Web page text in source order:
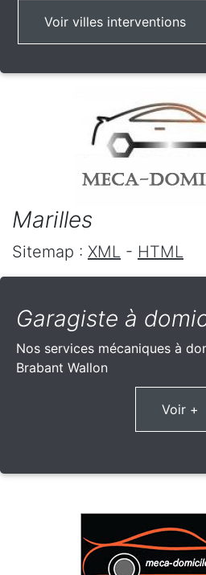
Voir villes interventions
Marilles
Sitemap : XML - HTML
Garagiste à
Nos services mécaniques à
Brabant Wallon
Voir +